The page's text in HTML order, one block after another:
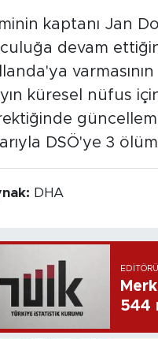
kaptanı Jan
devam
küresel nüfus
DSÖ'ye 3
DHA
544